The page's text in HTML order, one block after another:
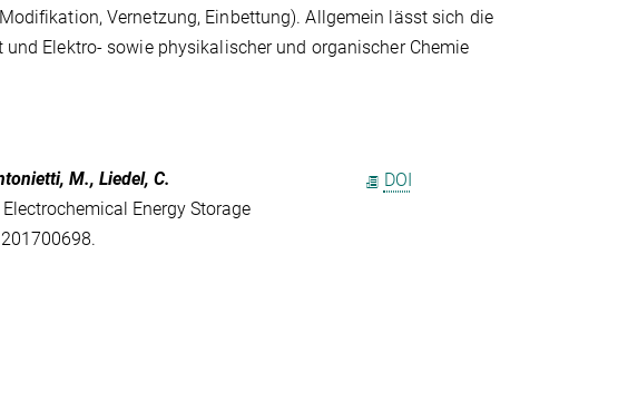
Vernetzung, Einbettung). Allgemein lässt sich die
Elektro- sowie physikalischer und organischer Chemie
M., Liedel, C.
Energy Storage
DOI